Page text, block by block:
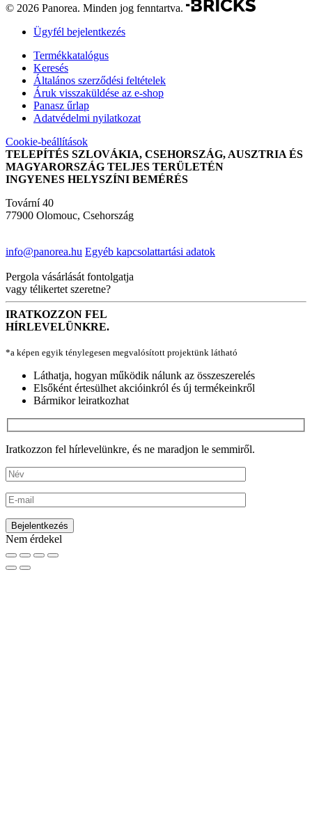
© 2026 Panorea. Minden jog fenntartva.
Ügyfél bejelentkezés
Termékkatalógus
Keresés
Általános szerződési feltételek
Áruk visszaküldése az e-shop
Panasz űrlap
Adatvédelmi nyilatkozat
Cookie-beállítások
TELEPÍTÉS SZLOVÁKIA, CSEHORSZÁG, AUSZTRIA ÉS
MAGYARORSZÁG TELJES TERÜLETÉN
INGYENES HELYSZÍNI BEMÉRÉS
Tovární 40
77900 Olomouc, Csehország
info@panorea.hu Egyéb kapcsolattartási adatok
Pergola vásárlását fontolgatja
vagy télikertet szeretne?
IRATKOZZON FEL
HÍRLEVELÜNKRE.
*a képen egyik ténylegesen megvalósított projektünk látható
Láthatja, hogyan működik nálunk az összeszerelés
Elsőként értesülhet akcióinkról és új termékeinkről
Bármikor leiratkozhat
Iratkozzon fel hírlevelünkre, és ne maradjon le semmiről.
Nem érdekel